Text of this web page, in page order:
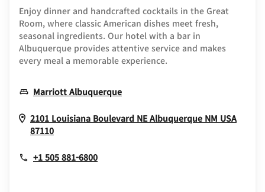
Enjoy dinner and handcrafted cocktails in the Great
Room, where classic American dishes meet fresh,
seasonal ingredients. Our hotel with a bar in
Albuquerque provides attentive service and makes
every meal a memorable experience.
Marriott AlbuquerqueOpens In New Window
2101 Louisiana Boulevard NE Albuquerque NM USA
87110Opens In New Window
+1 505 881-6800